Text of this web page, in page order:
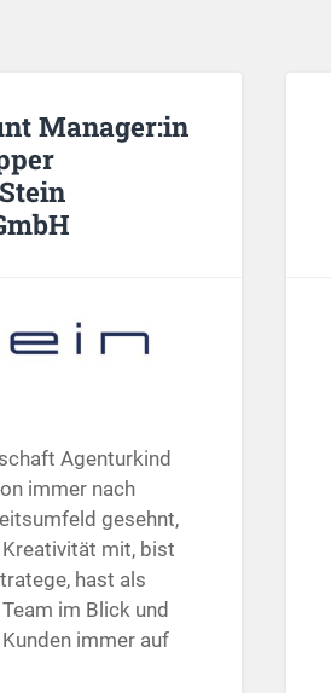
Manager:in
Agenturkind
immer nach
gesehnt,
mit, bist
hast als
im Blick und
immer auf